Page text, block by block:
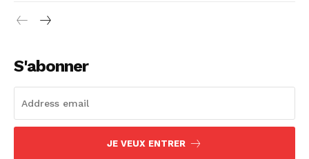
S'abonner
JE VEUX ENTRER